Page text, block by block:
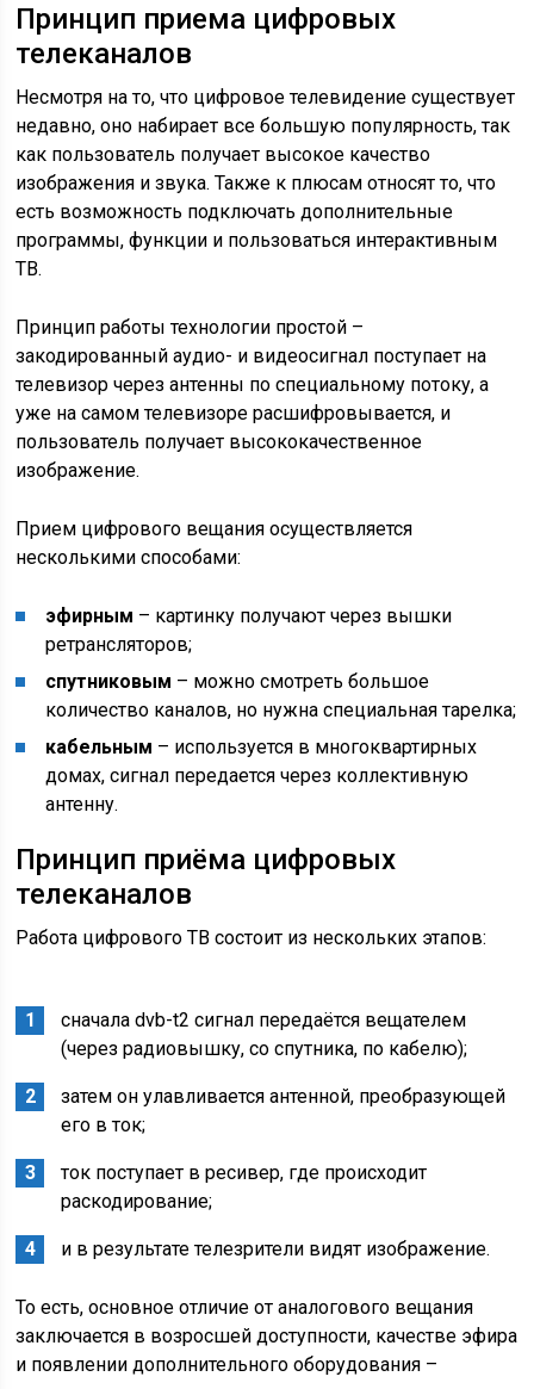
Принцип приема цифровых
телеканалов
Несмотря на то, что цифровое телевидение существует
недавно, оно набирает все большую популярность, так
как пользователь получает высокое качество
изображения и звука. Также к плюсам относят то, что
есть возможность подключать дополнительные
программы, функции и пользоваться интерактивным
ТВ.
Принцип работы технологии простой –
закодированный аудио- и видеосигнал поступает на
телевизор через антенны по специальному потоку, а
уже на самом телевизоре расшифровывается, и
пользователь получает высококачественное
изображение.
Прием цифрового вещания осуществляется
несколькими способами:
эфирным – картинку получают через вышки
ретрансляторов;
спутниковым – можно смотреть большое
количество каналов, но нужна специальная тарелка;
кабельным – используется в многоквартирных
домах, сигнал передается через коллективную
антенну.
Принцип приёма цифровых
телеканалов
Работа цифрового ТВ состоит из нескольких этапов:
сначала dvb-t2 сигнал передаётся вещателем
(через радиовышку, со спутника, по кабелю);
затем он улавливается антенной, преобразующей
его в ток;
ток поступает в ресивер, где происходит
раскодирование;
и в результате телезрители видят изображение.
То есть, основное отличие от аналогового вещания
заключается в возросшей доступности, качестве эфира
и появлении дополнительного оборудования –